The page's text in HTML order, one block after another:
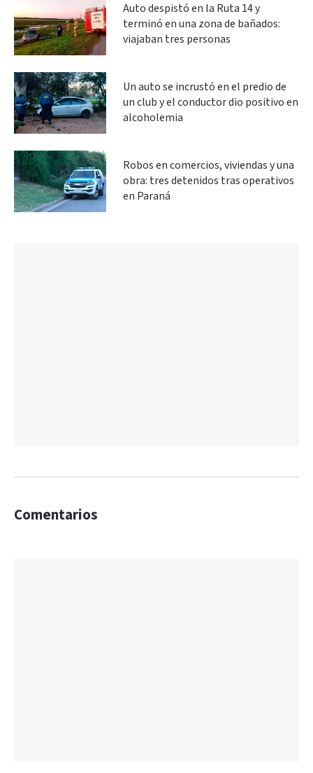
Auto despistó en la Ruta 14 y
terminó en una zona de bañados:
viajaban tres personas
Un auto se incrustó en el predio de
un club y el conductor dio positivo en
alcoholemia
Robos en comercios, viviendas y una
obra: tres detenidos tras operativos
en Paraná
Comentarios